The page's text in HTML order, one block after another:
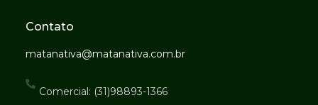
Contato
matanativa@matanativa.com.br
Comercial: (31)98893-1366